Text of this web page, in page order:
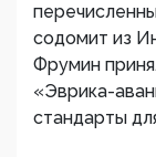
содомит из
Фрумин
«Эврика-
стандарты